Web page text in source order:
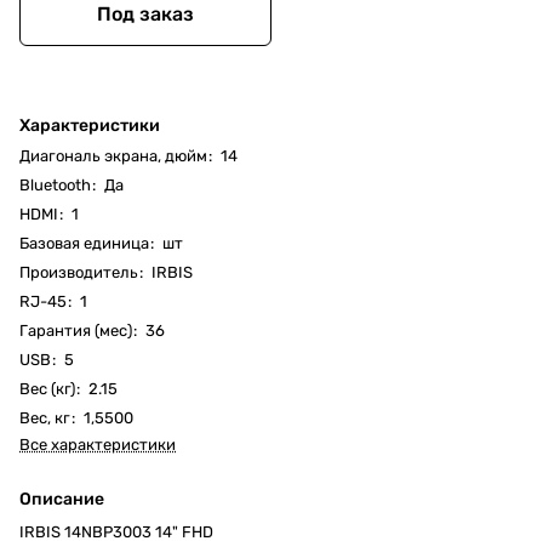
Под заказ
Характеристики
Диагональ экрана, дюйм: 14
Bluetooth: Да
HDMI: 1
Базовая единица: шт
Производитель: IRBIS
RJ-45: 1
Гарантия (мес): 36
USB: 5
Вес (кг): 2.15
Вес, кг: 1,5500
Все характеристики
Описание
IRBIS 14NBP3003 14" FHD